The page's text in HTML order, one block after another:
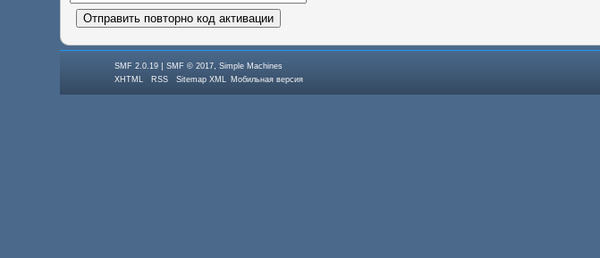
SMF 2.0.19| SMF © 2017, Simple Machines
XHTML
RSS Sitemap XML Мобильная версия